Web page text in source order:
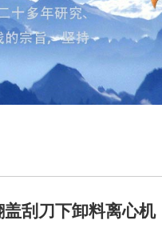
刮刀下卸料离心机